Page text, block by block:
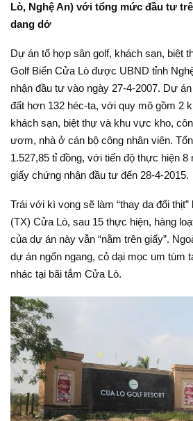
Lò, Nghệ An) với tổng mức đầu tư
dang dở
Dự án tổ hợp sân golf, khách sạn, biệt
Golf Biển Cửa Lò được UBND tỉnh
nhận đầu tư vào ngày 27-4-2007. Dự
đất hơn 132 héc-ta, với quy mô gồm 2
khách sạn, biệt thự và khu vực kho,
ươm, nhà ở cán bộ công nhân viên.
1.527,85 tỉ đồng, với tiến độ thực hiện
giấy chứng nhận đầu tư đến 28-4-2015.
Trái với kì vọng sẽ làm “thay da đổi
(TX) Cửa Lò, sau 15 thực hiện, hàng
của dự án này vẫn “nằm trên giấy”.
dự án ngổn ngang, cỏ dại mọc um tùm
nhác tại bãi tắm Cửa Lò.